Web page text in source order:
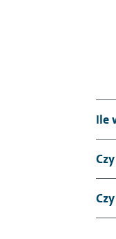
Ile